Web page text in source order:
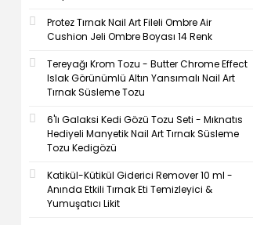
Protez Tırnak Nail Art Fileli Ombre Air
Cushion Jeli Ombre Boyası 14 Renk
Tereyağı Krom Tozu - Butter Chrome Effect
Islak Görünümlü Altın Yansımalı Nail Art
Tırnak Süsleme Tozu
6'lı Galaksi Kedi Gözü Tozu Seti - Mıknatıs
Hediyeli Manyetik Nail Art Tırnak Süsleme
Tozu Kedigözü
Katikül-Kütikül Giderici Remover 10 ml -
Anında Etkili Tırnak Eti Temizleyici &
Yumuşatıcı Likit